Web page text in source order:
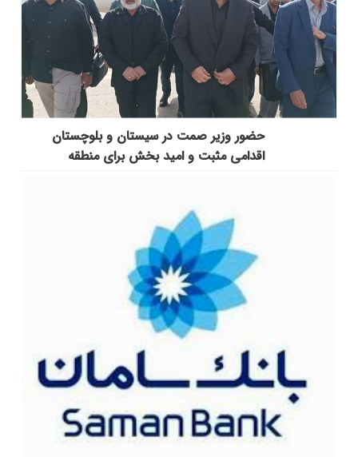
حضور وزیر صمت در سیستان و بلوچستان
اقدامی مثبت و امید بخش برای منطقه